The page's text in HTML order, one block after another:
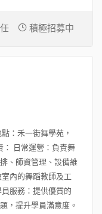
測驗，看人選狀
機制 (每年 12 月
如果入職滿一年或
(入職過試用期也
調整與否跟幅度
通常管理職待超過
1 年)，薪資就一定
年薪 (看入職時
不少 (一樣看個人績
人進公司 3 年後就
積極招募中
：禾一街舞學苑，
： 日常運營：負責舞
、師資管理、設備維
內的舞蹈教師及工
服務：提供優質的
，提升學員滿意度。